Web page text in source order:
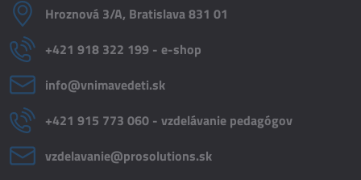
Hroznová 3/A, Bratislava 831 01
+421 918 322 199 - e-shop
info​@vnimavedeti​.sk
+421 915 773 060 - vzdelávanie pedagógov
vzdelavanie​@prosolutions​.sk